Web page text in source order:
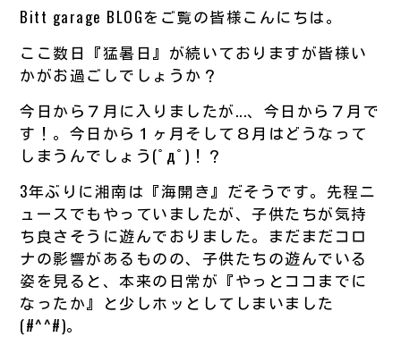
Bitt garage BLOGをご覧の皆様こんにちは。
ここ数日『猛暑日』が続いておりますが皆様い
かがお過ごしでしょうか？
今日から７月に入りましたが...、今日から７月で
す！。今日から１ヶ月そして８月はどうなって
しまうんでしょう(ﾟдﾟ)！？
3年ぶりに湘南は『海開き』だそうです。先程ニ
ュースでもやっていましたが、子供たちが気持
ち良さそうに遊んでおりました。まだまだコロ
ナの影響があるものの、子供たちの遊んでいる
姿を見ると、本来の日常が『やっとココまでに
なったか』と少しホッとしてしまいました
(#^^#)。